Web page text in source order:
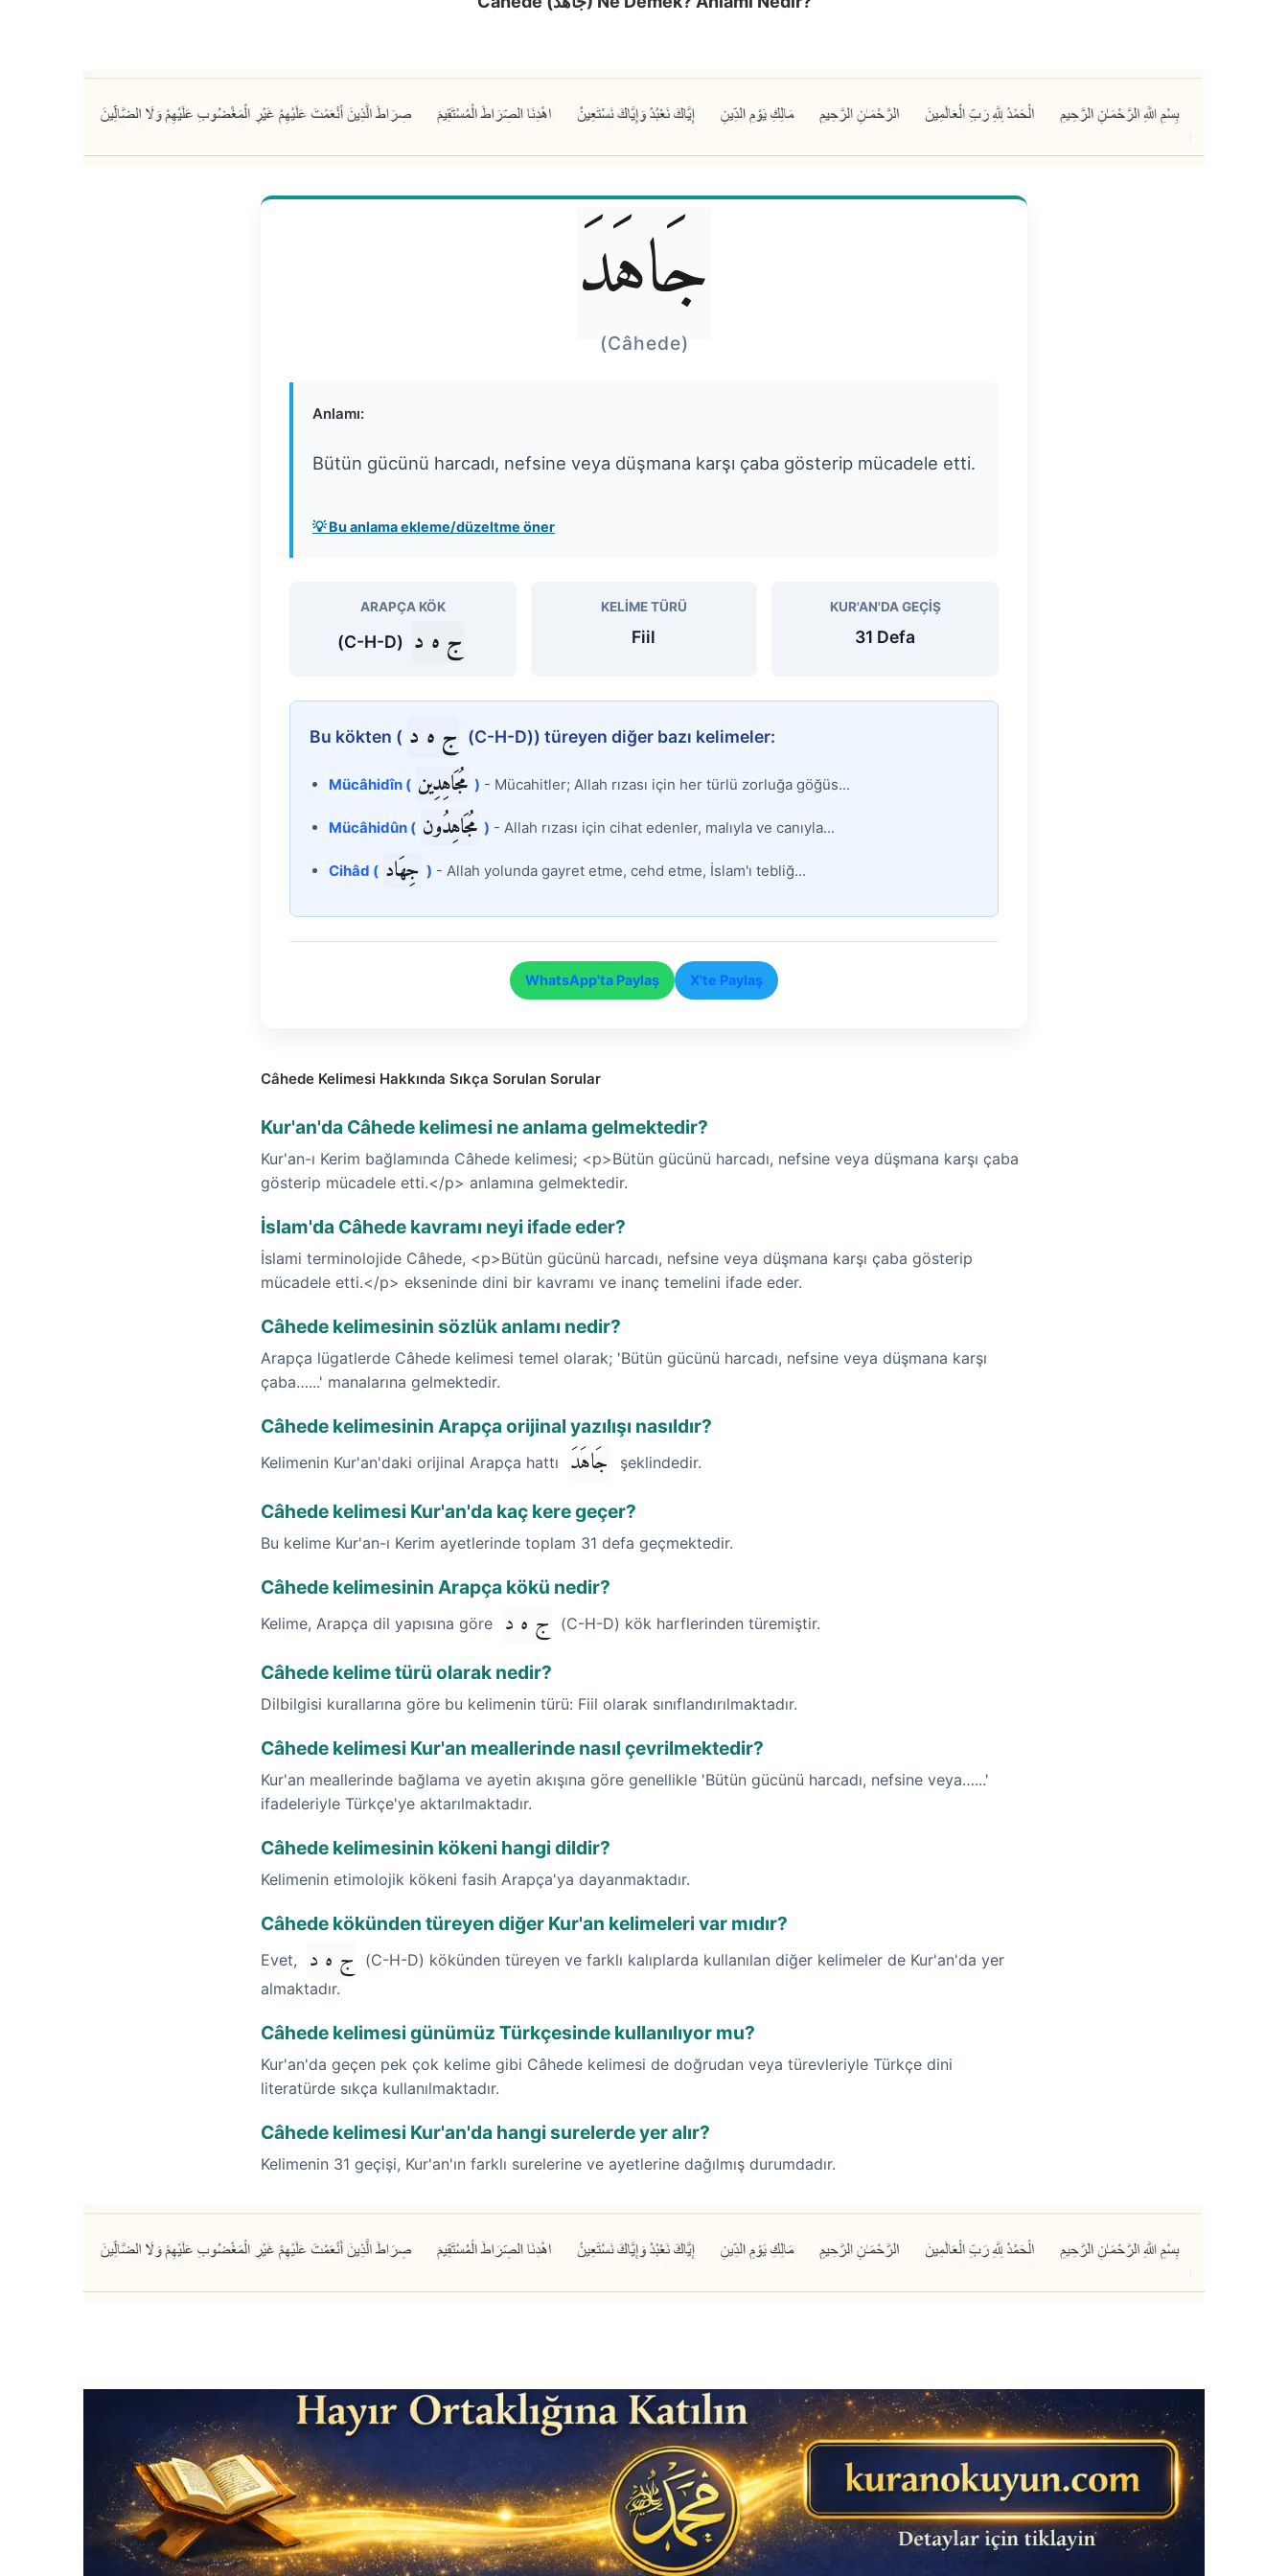
جَاهَدَ
(Câhede)
Anlamı:
Bütün gücünü harcadı, nefsine veya düşmana karşı çaba gösterip mücadele etti.
💡 Bu anlama ekleme/düzeltme öner
ARAPÇA KÖK
ج ه د (C-H-D)
KELIME TÜRÜ
Fiil
KUR'AN'DA GEÇIŞ
31 Defa
Bu kökten ( ج ه د (C-H-D)) türeyen diğer bazı kelimeler:
Mücâhidîn ( مُجَاهِدِين ) - Mücahitler; Allah rızası için her türlü zorluğa göğüs...
Mücâhidûn ( مُجَاهِدُون ) - Allah rızası için cihat edenler, malıyla ve canıyla...
Cihâd ( جِهَاد ) - Allah yolunda gayret etme, cehd etme, İslam'ı tebliğ...
WhatsApp'ta Paylaş X'te Paylaş
Câhede Kelimesi Hakkında Sıkça Sorulan Sorular
Kur'an'da Câhede kelimesi ne anlama gelmektedir?
Kur'an-ı Kerim bağlamında Câhede kelimesi; <p>Bütün gücünü harcadı, nefsine veya düşmana karşı çaba
gösterip mücadele etti.</p> anlamına gelmektedir.
İslam'da Câhede kavramı neyi ifade eder?
İslami terminolojide Câhede, <p>Bütün gücünü harcadı, nefsine veya düşmana karşı çaba gösterip
mücadele etti.</p> ekseninde dini bir kavramı ve inanç temelini ifade eder.
Câhede kelimesinin sözlük anlamı nedir?
Arapça lügatlerde Câhede kelimesi temel olarak; 'Bütün gücünü harcadı, nefsine veya düşmana karşı
çaba…...' manalarına gelmektedir.
Câhede kelimesinin Arapça orijinal yazılışı nasıldır?
Kelimenin Kur'an'daki orijinal Arapça hattı جَاهَدَ şeklindedir.
Câhede kelimesi Kur'an'da kaç kere geçer?
Bu kelime Kur'an-ı Kerim ayetlerinde toplam 31 defa geçmektedir.
Câhede kelimesinin Arapça kökü nedir?
Kelime, Arapça dil yapısına göre ج ه د (C-H-D) kök harflerinden türemiştir.
Câhede kelime türü olarak nedir?
Dilbilgisi kurallarına göre bu kelimenin türü: Fiil olarak sınıflandırılmaktadır.
Câhede kelimesi Kur'an meallerinde nasıl çevrilmektedir?
Kur'an meallerinde bağlama ve ayetin akışına göre genellikle 'Bütün gücünü harcadı, nefsine veya…...'
ifadeleriyle Türkçe'ye aktarılmaktadır.
Câhede kelimesinin kökeni hangi dildir?
Kelimenin etimolojik kökeni fasih Arapça'ya dayanmaktadır.
Câhede kökünden türeyen diğer Kur'an kelimeleri var mıdır?
Evet, ج ه د
(C-H-D) kökünden türeyen ve farklı kalıplarda kullanılan diğer kelimeler de Kur'an'da yer
almaktadır.
Câhede kelimesi günümüz Türkçesinde kullanılıyor mu?
Kur'an'da geçen pek çok kelime gibi Câhede kelimesi de doğrudan veya türevleriyle Türkçe dini
literatürde sıkça kullanılmaktadır.
Câhede kelimesi Kur'an'da hangi surelerde yer alır?
Kelimenin 31 geçişi, Kur'an'ın farklı surelerine ve ayetlerine dağılmış durumdadır.